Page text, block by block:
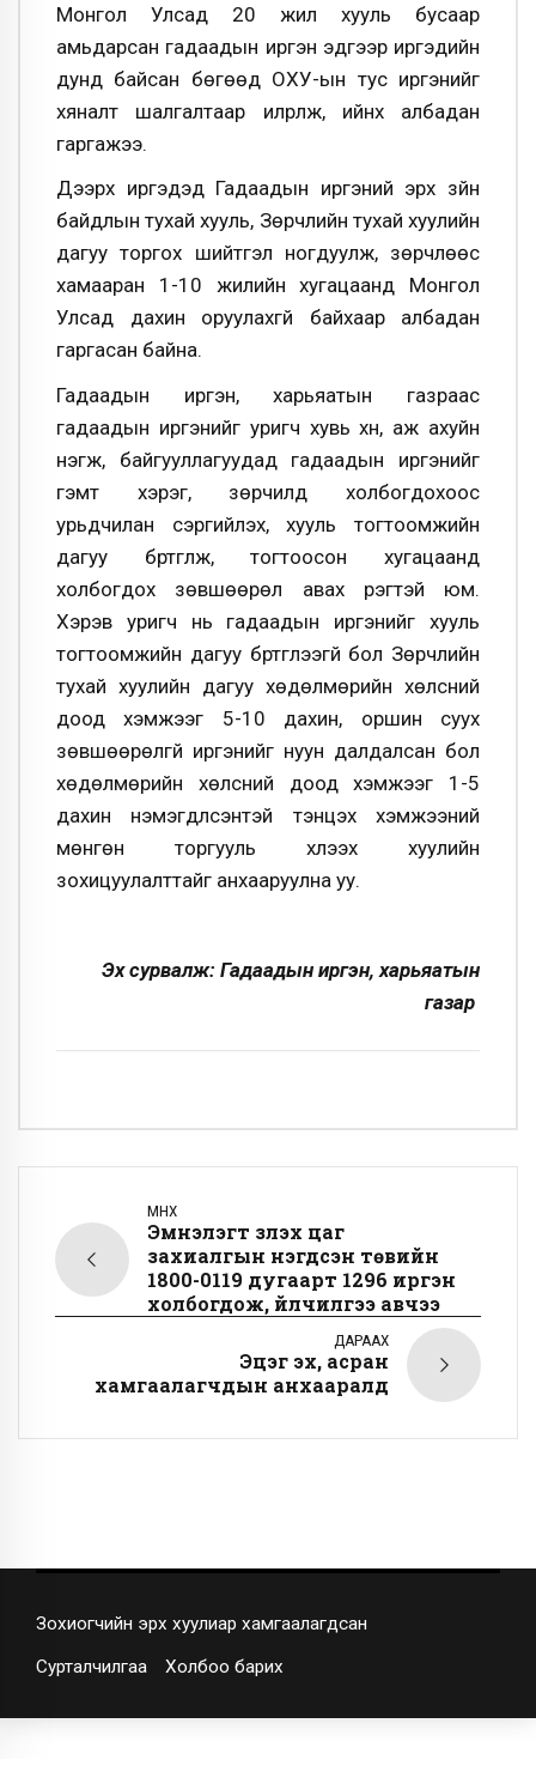
Монгол Улсад 20 жил хууль бусаар
амьдарсан гадаадын иргэн эдгээр иргэдийн
дунд байсан бөгөөд ОХУ-ын тус иргэнийг
хяналт шалгалтаар илрүүлж, ийнхүү албадан
гаргажээ.
Дээрх иргэдэд Гадаадын иргэний эрх зүйн
байдлын тухай хууль, Зөрчлийн тухай хуулийн
дагуу торгох шийтгэл ногдуулж, зөрчлөөс
хамааран 1-10 жилийн хугацаанд Монгол
Улсад дахин оруулахгүй байхаар албадан
гаргасан байна.
Гадаадын иргэн, харьяатын газраас
гадаадын иргэнийг уригч хувь хүн, аж ахуйн
нэгж, байгууллагуудад гадаадын иргэнийг
гэмт хэрэг, зөрчилд холбогдохоос
урьдчилан сэргийлэх, хууль тогтоомжийн
дагуу бүртгүүлж, тогтоосон хугацаанд
холбогдох зөвшөөрөл авах үүрэгтэй юм.
Хэрэв уригч нь гадаадын иргэнийг хууль
тогтоомжийн дагуу бүртгүүлээгүй бол Зөрчлийн
тухай хуулийн дагуу хөдөлмөрийн хөлсний
доод хэмжээг 5-10 дахин, оршин суух
зөвшөөрөлгүй иргэнийг нуун далдалсан бол
хөдөлмөрийн хөлсний доод хэмжээг 1-5
дахин нэмэгдүүлсэнтэй тэнцэх хэмжээний
мөнгөн торгууль хүлээх хуулийн
зохицуулалттайг анхааруулна уу.
Эх сурвалж: Гадаадын иргэн, харьяатын
газар
ӨМНӨХ
Эмнэлэгт үзүүлэх цаг
захиалгын нэгдсэн төвийн
1800-0119 дугаарт 1296 иргэн
холбогдож, үйлчилгээ авчээ
ДАРААХ
Эцэг эх, асран
хамгаалагчдын анхааралд
Зохиогчийн эрх хуулиар хамгаалагдсан
Сурталчилгаа Холбоо барих